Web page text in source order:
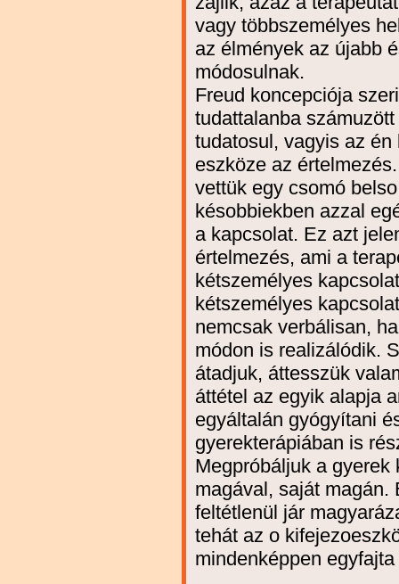
vagy többszemélyes
az élmények az újabb
módosulnak.
Freud koncepciója
tudattalanba
tudatosul, vagyis az
eszköze az
vettük egy csomó
késobbiekben azzal
a kapcsolat. Ez azt
értelmezés, ami a
kétszemélyes
kétszemélyes
nemcsak verbálisan,
módon is realizálódik.
átadjuk, áttesszük
áttétel az egyik alapja
egyáltalán gyógyítani
gyerekterápiában is
Megpróbáljuk a
magával, saját
feltétlenül jár
tehát az o
mindenképpen